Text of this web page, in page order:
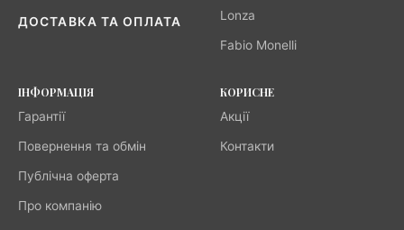
ДОСТАВКА ТА ОПЛАТА Lonza
Fabio Monelli
ІНФОРМАЦІЯ
Гарантії
Повернення та обмін
Публічна оферта
Про компанію
КОРИСНЕ
Акції
Контакти